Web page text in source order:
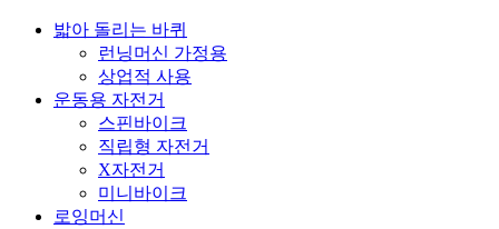
밟아 돌리는 바퀴
런닝머신 가정용
상업적 사용
운동용 자전거
스핀바이크
직립형 자전거
X자전거
미니바이크
로잉머신